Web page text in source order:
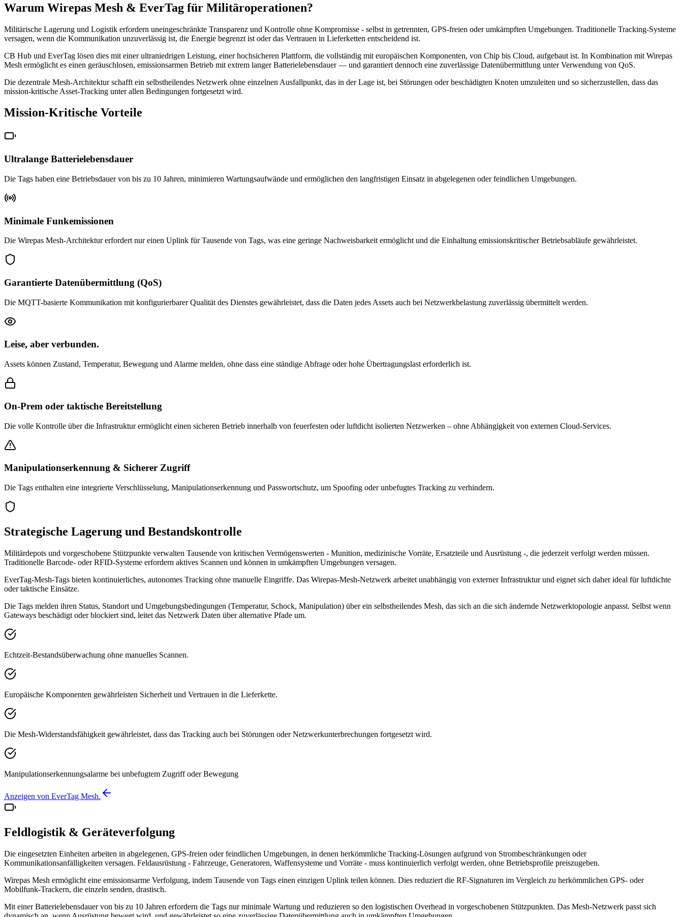
Warum Wirepas Mesh & EverTag für Militäroperationen?
Militärische Lagerung und Logistik erfordern uneingeschränkte Transparenz und Kontrolle ohne Kompromisse - selbst in getrennten, GPS-freien oder umkämpften Umgebungen. Traditionelle Tracking-Systeme
versagen, wenn die Kommunikation unzuverlässig ist, die Energie begrenzt ist oder das Vertrauen in Lieferketten entscheidend ist.
CB Hub und EverTag lösen dies mit einer ultraniedrigen Leistung, einer hochsicheren Plattform, die vollständig mit europäischen Komponenten, von Chip bis Cloud, aufgebaut ist. In Kombination mit Wirepas
Mesh ermöglicht es einen geräuschlosen, emissionsarmen Betrieb mit extrem langer Batterielebensdauer — und garantiert dennoch eine zuverlässige Datenübermittlung unter Verwendung von QoS.
Die dezentrale Mesh-Architektur schafft ein selbstheilendes Netzwerk ohne einzelnen Ausfallpunkt, das in der Lage ist, bei Störungen oder beschädigten Knoten umzuleiten und so sicherzustellen, dass das
mission-kritische Asset-Tracking unter allen Bedingungen fortgesetzt wird.
Mission-Kritische Vorteile
Ultralange Batterielebensdauer
Die Tags haben eine Betriebsdauer von bis zu 10 Jahren, minimieren Wartungsaufwände und ermöglichen den langfristigen Einsatz in abgelegenen oder feindlichen Umgebungen.
Minimale Funkemissionen
Die Wirepas Mesh-Architektur erfordert nur einen Uplink für Tausende von Tags, was eine geringe Nachweisbarkeit ermöglicht und die Einhaltung emissionskritischer Betriebsabläufe gewährleistet.
Garantierte Datenübermittlung (QoS)
Die MQTT-basierte Kommunikation mit konfigurierbarer Qualität des Dienstes gewährleistet, dass die Daten jedes Assets auch bei Netzwerkbelastung zuverlässig übermittelt werden.
Leise, aber verbunden.
Assets können Zustand, Temperatur, Bewegung und Alarme melden, ohne dass eine ständige Abfrage oder hohe Übertragungslast erforderlich ist.
On-Prem oder taktische Bereitstellung
Die volle Kontrolle über die Infrastruktur ermöglicht einen sicheren Betrieb innerhalb von feuerfesten oder luftdicht isolierten Netzwerken – ohne Abhängigkeit von externen Cloud-Services.
Manipulationserkennung & Sicherer Zugriff
Die Tags enthalten eine integrierte Verschlüsselung, Manipulationserkennung und Passwortschutz, um Spoofing oder unbefugtes Tracking zu verhindern.
Strategische Lagerung und Bestandskontrolle
Militärdepots und vorgeschobene Stützpunkte verwalten Tausende von kritischen Vermögenswerten - Munition, medizinische Vorräte, Ersatzteile und Ausrüstung -, die jederzeit verfolgt werden müssen.
Traditionelle Barcode- oder RFID-Systeme erfordern aktives Scannen und können in umkämpften Umgebungen versagen.
EverTag-Mesh-Tags bieten kontinuierliches, autonomes Tracking ohne manuelle Eingriffe. Das Wirepas-Mesh-Netzwerk arbeitet unabhängig von externer Infrastruktur und eignet sich daher ideal für luftdichte
oder taktische Einsätze.
Die Tags melden ihren Status, Standort und Umgebungsbedingungen (Temperatur, Schock, Manipulation) über ein selbstheilendes Mesh, das sich an die sich ändernde Netzwerktopologie anpasst. Selbst wenn
Gateways beschädigt oder blockiert sind, leitet das Netzwerk Daten über alternative Pfade um.
Echtzeit-Bestandsüberwachung ohne manuelles Scannen.
Europäische Komponenten gewährleisten Sicherheit und Vertrauen in die Lieferkette.
Die Mesh-Widerstandsfähigkeit gewährleistet, dass das Tracking auch bei Störungen oder Netzwerkunterbrechungen fortgesetzt wird.
Manipulationserkennungsalarme bei unbefugtem Zugriff oder Bewegung
Anzeigen von EverTag Mesh.
Feldlogistik & Geräteverfolgung
Die eingesetzten Einheiten arbeiten in abgelegenen, GPS-freien oder feindlichen Umgebungen, in denen herkömmliche Tracking-Lösungen aufgrund von Strombeschränkungen oder
Kommunikationsanfälligkeiten versagen. Feldausrüstung - Fahrzeuge, Generatoren, Waffensysteme und Vorräte - muss kontinuierlich verfolgt werden, ohne Betriebsprofile preiszugeben.
Wirepas Mesh ermöglicht eine emissionsarme Verfolgung, indem Tausende von Tags einen einzigen Uplink teilen können. Dies reduziert die RF-Signaturen im Vergleich zu herkömmlichen GPS- oder
Mobilfunk-Trackern, die einzeln senden, drastisch.
Mit einer Batterielebensdauer von bis zu 10 Jahren erfordern die Tags nur minimale Wartung und reduzieren so den logistischen Overhead in vorgeschobenen Stützpunkten. Das Mesh-Netzwerk passt sich